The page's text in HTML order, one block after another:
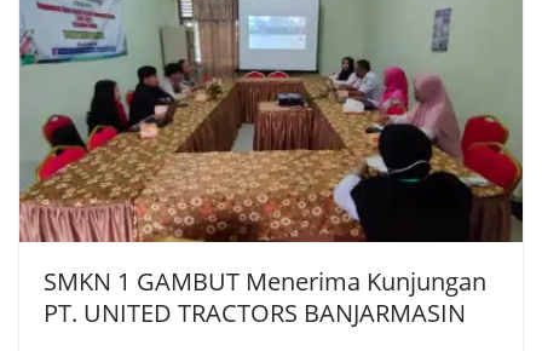
SMKN 1 GAMBUT Menerima Kunjungan
PT. UNITED TRACTORS BANJARMASIN